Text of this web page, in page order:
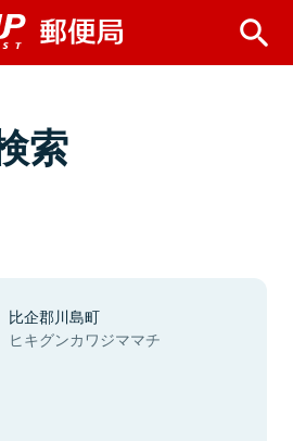
索
比企郡川島町
ヒキグンカワジママチ